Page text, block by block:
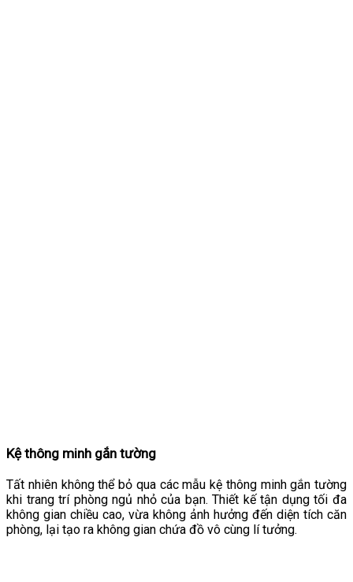
Kệ thông minh gắn tường
Tất nhiên không thể bỏ qua các mẫu kệ thông minh gắn tường
khi trang trí phòng ngủ nhỏ của bạn. Thiết kế tận dụng tối đa
không gian chiều cao, vừa không ảnh hưởng đến diện tích căn
phòng, lại tạo ra không gian chứa đồ vô cùng lí tưởng.